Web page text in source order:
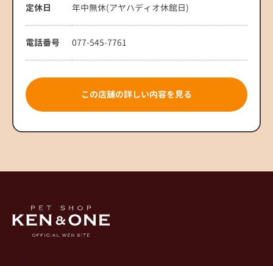
定休日 年中無休(アヤハディオ休館日)
電話番号 077-545-7761
この店舗の詳しい内容を見る